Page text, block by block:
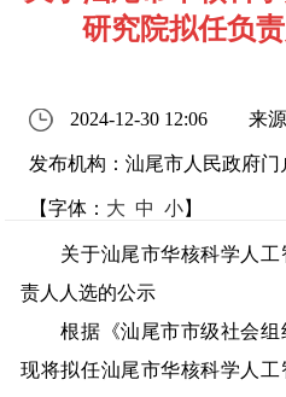
研究院拟任负
2024-12-30 12:06 来
发布机构：汕尾市人民政府门
【字体： 大 中 小】
关于汕尾市华核科学人工
责人人选的公示
根据《汕尾市市级社会组
现将拟任汕尾市华核科学人